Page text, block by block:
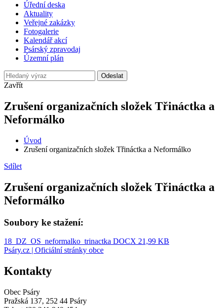
Úřední deska
Aktuality
Veřejné zakázky
Fotogalerie
Kalendář akcí
Psárský zpravodaj
Územní plán
Odeslat
Zavřít
Zrušení organizačních složek Třináctka a
Neformálko
Úvod
Zrušení organizačních složek Třináctka a Neformálko
Sdílet
Zrušení organizačních složek Třináctka a
Neformálko
Soubory ke stažení:
18_DZ_OS_neformalko_trinactka DOCX 21,99 KB
Psáry.cz | Oficiální stránky obce
Kontakty
Obec Psáry
Pražská 137, 252 44 Psáry